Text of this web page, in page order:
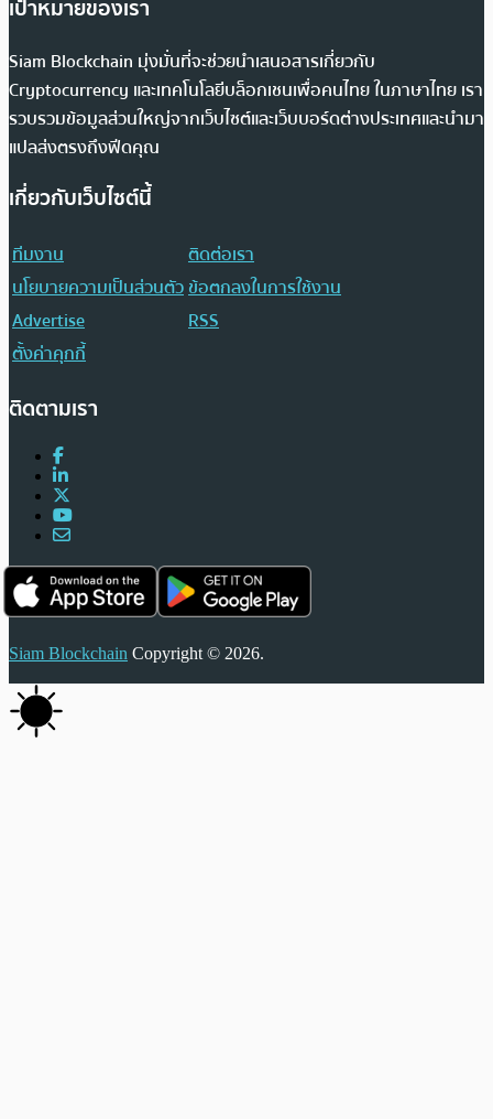
เป้าหมายของเรา
Siam Blockchain มุ่งมั่นที่จะช่วยนำเสนอสารเกี่ยวกับ
Cryptocurrency และเทคโนโลยีบล็อกเชนเพื่อคนไทย ในภาษาไทย เรา
รวบรวมข้อมูลส่วนใหญ่จากเว็บไซต์และเว็บบอร์ดต่างประเทศและนำมา
แปลส่งตรงถึงฟีดคุณ
เกี่ยวกับเว็บไซต์นี้
ทีมงาน
ติดต่อเรา
นโยบายความเป็นส่วนตัวข้อตกลงในการใช้งาน
Advertise
RSS
ตั้งค่าคุกกี้
ติดตามเรา
Siam Blockchain Copyright © 2026.